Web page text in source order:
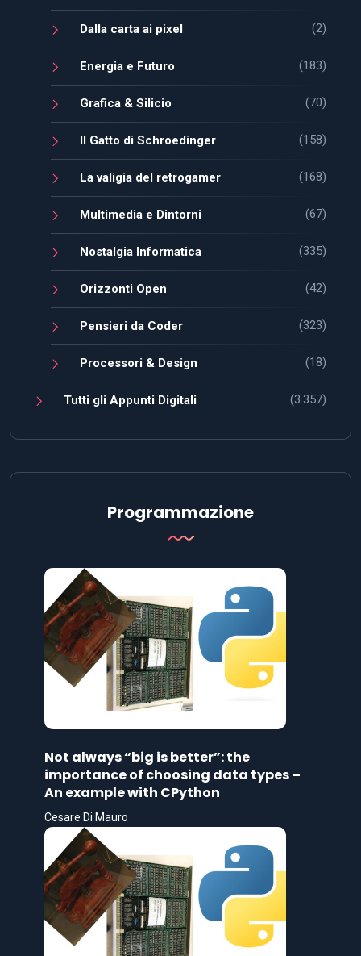
Dalla carta ai pixel (2)
Energia e Futuro (183)
Grafica & Silicio (70)
Il Gatto di Schroedinger (158)
La valigia del retrogamer (168)
Multimedia e Dintorni (67)
Nostalgia Informatica (335)
Orizzonti Open (42)
Pensieri da Coder (323)
Processori & Design (18)
Tutti gli Appunti Digitali (3.357)
Programmazione
Not always “big is better”: the
importance of choosing data types –
An example with CPython
Cesare Di Mauro